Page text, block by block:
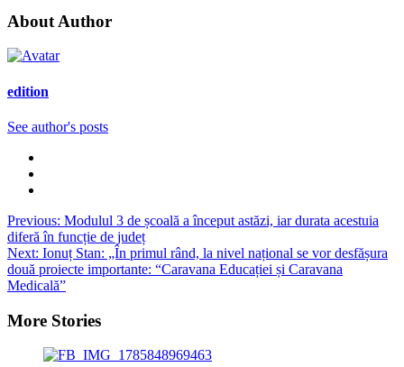
About Author
edition
See author's posts
Post
navigation
Previous: Modulul 3 de școală a început astăzi, iar durata acestuia
diferă în funcție de județ
Next: Ionuț Stan: „În primul rând, la nivel național se vor desfășura
două proiecte importante: “Caravana Educației și Caravana
Medicală”
More Stories